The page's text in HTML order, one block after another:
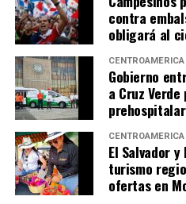
En la misma línea, el
Publio R. Cortés Carvajal,
panameño como un
fiscales», al considerar que
permanecen sin
económico y terminan
carga tributaria.
Cortés también señaló que
enfrenta limitaciones
contra
obligará al
CENTROAMÉRICA
Gobierno
a Cruz
CENTROAMÉRICA
El Salvador
turismo
ofertas en